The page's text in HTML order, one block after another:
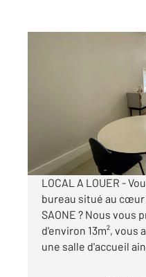
VILLEFRANCHE SUR
Appartement
320 €
par mois charges
LOCAL A LOUER -
bureau situé au cœur
SAONE ? Nous vous
d'environ 13m², vous
une salle d'accueil